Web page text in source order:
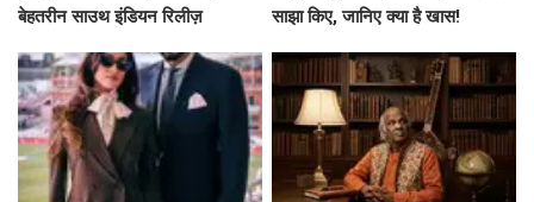
बेहतरीन साउथ इंडियन रिलीज़
साझा किए, जानिए क्या है खास!